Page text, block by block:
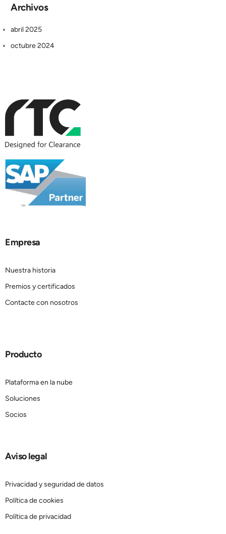
Archivos
abril 2025
octubre 2024
Empresa
Nuestra historia
Premios y certificados
Contacte con nosotros
Producto
Plataforma en la nube
Soluciones
Socios
Aviso legal
Privacidad y seguridad de datos
Política de cookies
Política de privacidad